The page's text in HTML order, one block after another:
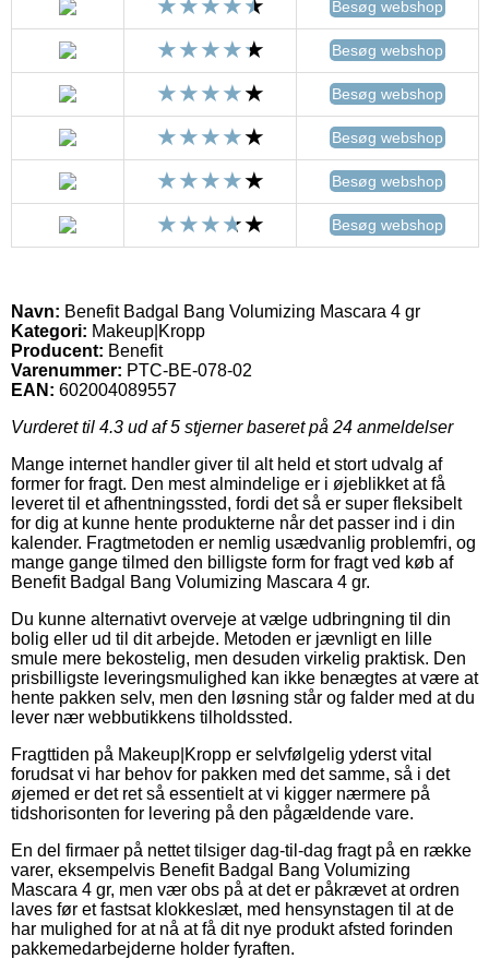
Besøg webshop
Besøg webshop
Besøg webshop
Besøg webshop
Besøg webshop
Besøg webshop
Navn: Benefit Badgal Bang Volumizing Mascara 4 gr
Kategori: Makeup|Kropp
Producent: Benefit
Varenummer: PTC-BE-078-02
EAN: 602004089557
Vurderet til 4.3 ud af 5 stjerner baseret på 24 anmeldelser
Mange internet handler giver til alt held et stort udvalg af
former for fragt. Den mest almindelige er i øjeblikket at få
leveret til et afhentningssted, fordi det så er super fleksibelt
for dig at kunne hente produkterne når det passer ind i din
kalender. Fragtmetoden er nemlig usædvanlig problemfri, og
mange gange tilmed den billigste form for fragt ved køb af
Benefit Badgal Bang Volumizing Mascara 4 gr.
Du kunne alternativt overveje at vælge udbringning til din
bolig eller ud til dit arbejde. Metoden er jævnligt en lille
smule mere bekostelig, men desuden virkelig praktisk. Den
prisbilligste leveringsmulighed kan ikke benægtes at være at
hente pakken selv, men den løsning står og falder med at du
lever nær webbutikkens tilholdssted.
Fragttiden på Makeup|Kropp er selvfølgelig yderst vital
forudsat vi har behov for pakken med det samme, så i det
øjemed er det ret så essentielt at vi kigger nærmere på
tidshorisonten for levering på den pågældende vare.
En del firmaer på nettet tilsiger dag-til-dag fragt på en række
varer, eksempelvis Benefit Badgal Bang Volumizing
Mascara 4 gr, men vær obs på at det er påkrævet at ordren
laves før et fastsat klokkeslæt, med hensynstagen til at de
har mulighed for at nå at få dit nye produkt afsted forinden
pakkemedarbejderne holder fyraften.